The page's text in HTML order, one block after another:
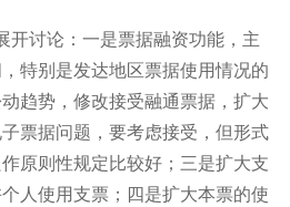
开讨论：一是票据融资功能，主
特别是发达地区票据使用情况的
趋势，修改接受融通票据，扩大
票据问题，要考虑接受，但形式
原则性规定比较好；三是扩大支
人使用支票；四是扩大本票的使